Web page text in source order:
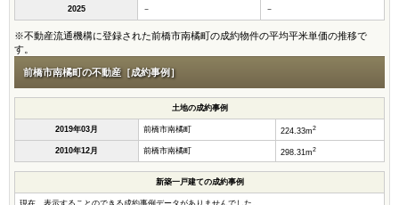
2025 － －
※不動産流通機構に登録された前橋市南橘町の成約物件の平均平米単価の推移で
す。
前橋市南橘町の不動産［成約事例］
土地の成約事例
2019年03月 前橋市南橘町 224.33m2
2010年12月 前橋市南橘町 298.31m2
新築一戸建ての成約事例
現在、表示することのできる成約事例データがありませんでした。